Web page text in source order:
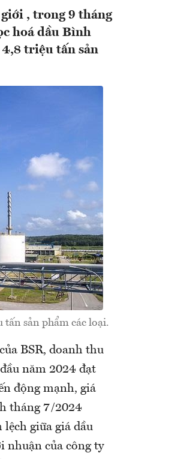
, trong 9 tháng
hoá dầu Bình
4,8 triệu tấn sản
tấn sản phẩm các loại.
BSR, doanh thu
năm 2024 đạt
động mạnh, giá
tháng 7/2024
giữa giá dầu
nhuận của công ty